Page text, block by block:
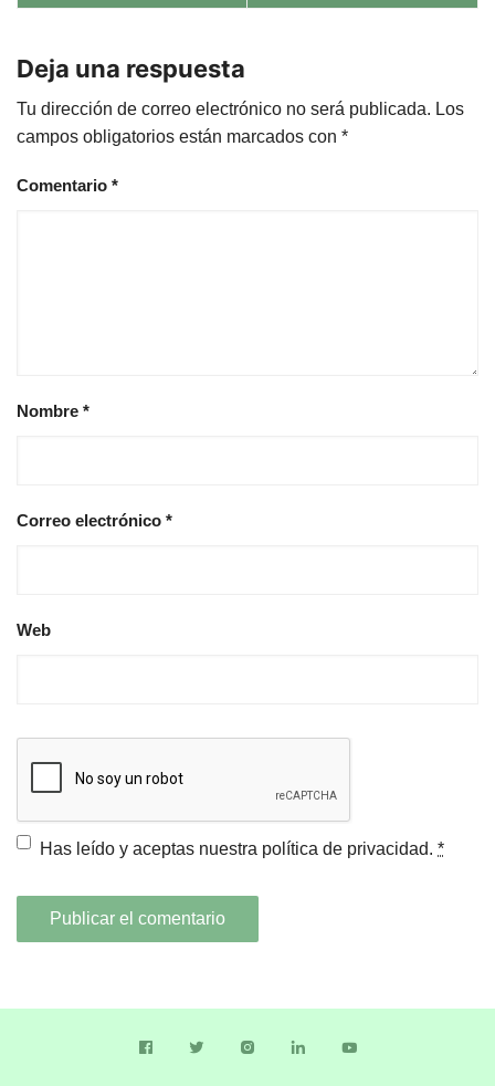
Deja una respuesta
Tu dirección de correo electrónico no será publicada. Los
campos obligatorios están marcados con *
Comentario *
Nombre *
Correo electrónico *
Web
Has leído y aceptas nuestra política de privacidad. *